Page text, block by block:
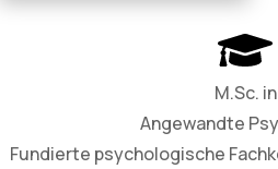
M.Sc. in
Angewandte
Fundierte psychologische